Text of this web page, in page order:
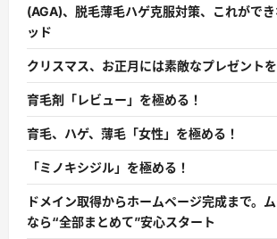
(AGA)、脱毛薄毛ハゲ克服対策、これがで
ッド
クリスマス、お正月には素敵なプレゼント
育毛剤「レビュー」を極める！
育毛、ハゲ、薄毛「女性」を極める！
「ミノキシジル」を極める！
ドメイン取得からホームページ完成まで。
なら“全部まとめて”安心スタート